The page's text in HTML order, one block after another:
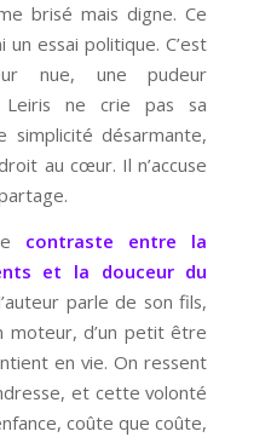
brisé mais digne. Ce
un essai politique. C’est
nue, une pudeur
Leiris ne crie pas sa
simplicité désarmante,
au cœur. Il n’accuse
contraste entre la
et la douceur du
parle de son fils,
moteur, d’un petit être
en vie. On ressent
et cette volonté
coûte que coûte,